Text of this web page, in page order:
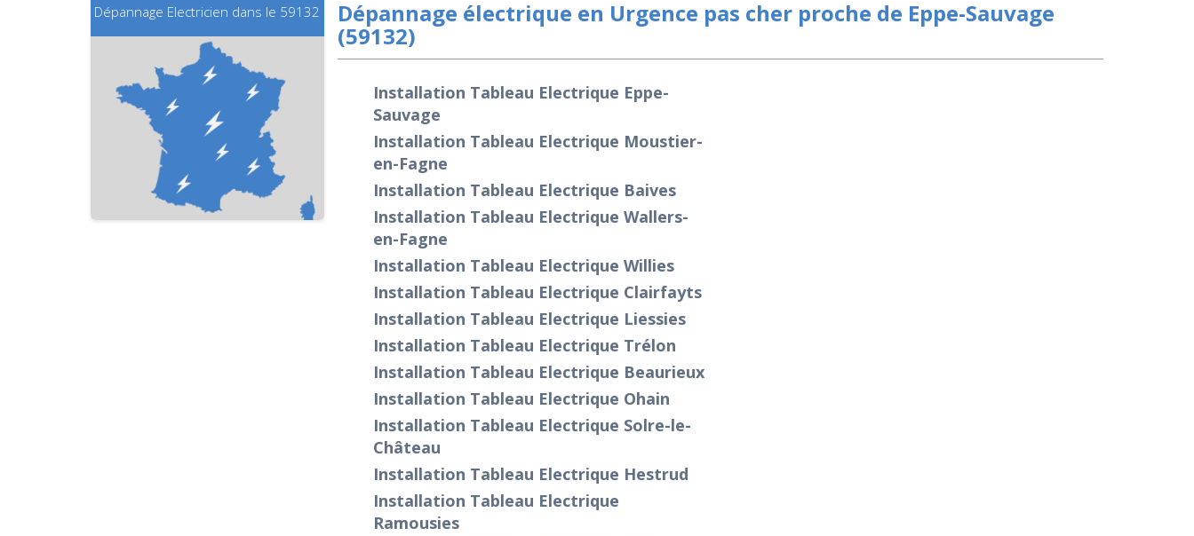
Dépannage Electricien dans le 59132 Dépannage électrique en Urgence pas cher proche de Eppe-Sauvage
(59132)
Installation Tableau Electrique Eppe-
Sauvage
Installation Tableau Electrique Moustier-
en-Fagne
Installation Tableau Electrique Baives
Installation Tableau Electrique Wallers-
en-Fagne
Installation Tableau Electrique Willies
Installation Tableau Electrique Clairfayts
Installation Tableau Electrique Liessies
Installation Tableau Electrique Trélon
Installation Tableau Electrique Beaurieux
Installation Tableau Electrique Ohain
Installation Tableau Electrique Solre-le-
Château
Installation Tableau Electrique Hestrud
Installation Tableau Electrique
Ramousies